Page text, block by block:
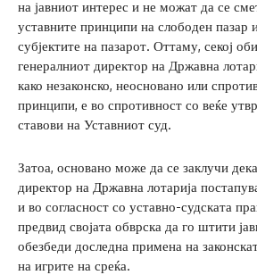
на јавниот интерес и не можат да се
уставните принципи на слободен пазар
субјектите на пазарот. Оттаму, секој
генералниот директор на Државна
како незаконско, неосновано или
принципи, е во спротивност со веќе
ставови на Уставниот суд.
Затоа, основано може да се заклучи
директор на Државна лотарија
и во согласност со уставно-судската
предвид својата обврска да го штити
обезбеди доследна примена на
на игрите на среќа.